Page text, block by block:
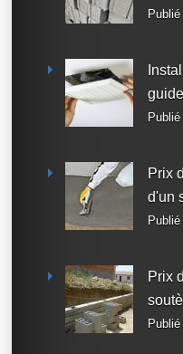
Prix
d'un
Prix